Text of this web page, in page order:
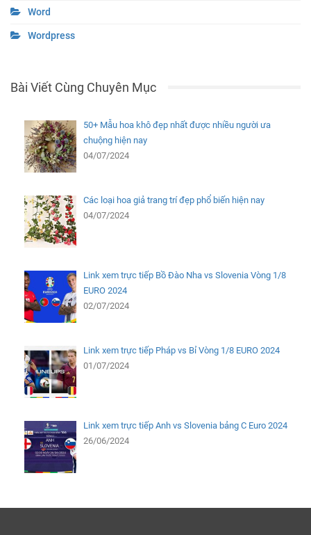
Word
Wordpress
Bài Viết Cùng Chuyên Mục
50+ Mẫu hoa khô đẹp nhất được nhiều người ưa
chuộng hiện nay
04/07/2024
Các loại hoa giả trang trí đẹp phổ biến hiện nay
04/07/2024
Link xem trực tiếp Bồ Đào Nha vs Slovenia Vòng 1/8
EURO 2024
02/07/2024
Link xem trực tiếp Pháp vs Bỉ Vòng 1/8 EURO 2024
01/07/2024
Link xem trực tiếp Anh vs Slovenia bảng C Euro 2024
26/06/2024